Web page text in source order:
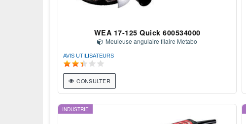
WEA 17-125 Quick 600534000
Meuleuse angulaire filaire Metabo
AVIS UTILISATEURS
CONSULTER
INDUSTRIE